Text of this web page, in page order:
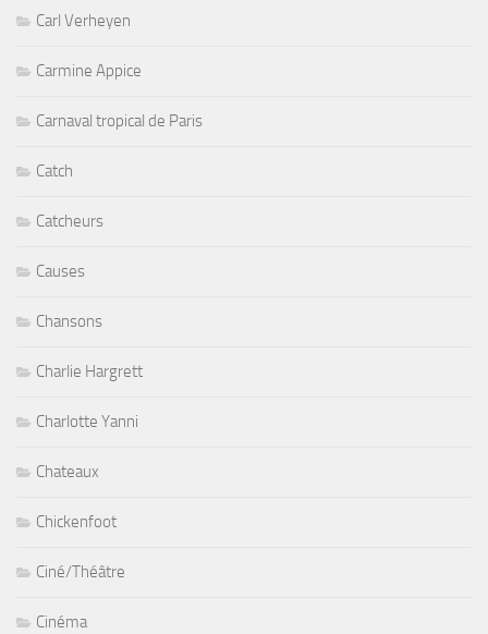
Carl Verheyen
Carmine Appice
Carnaval tropical de Paris
Catch
Catcheurs
Causes
Chansons
Charlie Hargrett
Charlotte Yanni
Chateaux
Chickenfoot
Ciné/Théâtre
Cinéma